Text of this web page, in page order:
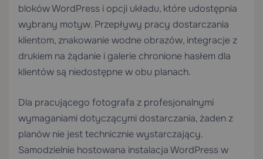
bloków WordPress i opcji układu, które udostępnia
wybrany motyw. Przepływy pracy dostarczania
klientom, znakowanie wodne obrazów, integracje z
drukiem na żądanie i galerie chronione hasłem dla
klientów są niedostępne w obu planach.
Dla pracującego fotografa z profesjonalnymi
wymaganiami dotyczącymi dostarczania, żaden z
planów nie jest technicznie wystarczający.
Samodzielnie hostowana instalacja WordPress w